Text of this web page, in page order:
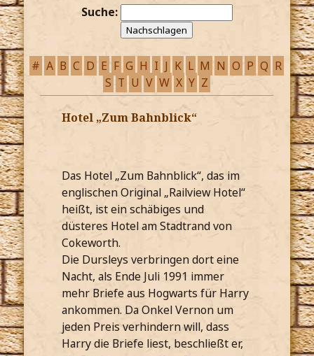
Suche:
# A B C D E F G H I J K L M N O P Q R
S T U V W X Y Z
Hotel „Zum Bahnblick“
Das Hotel „Zum Bahnblick“, das im
englischen Original „Railview Hotel“
heißt, ist ein schäbiges und
düsteres Hotel am Stadtrand von
Cokeworth.
Die Dursleys verbringen dort eine
Nacht, als Ende Juli 1991 immer
mehr Briefe aus Hogwarts für Harry
ankommen. Da Onkel Vernon um
jeden Preis verhindern will, dass
Harry die Briefe liest, beschließt er,